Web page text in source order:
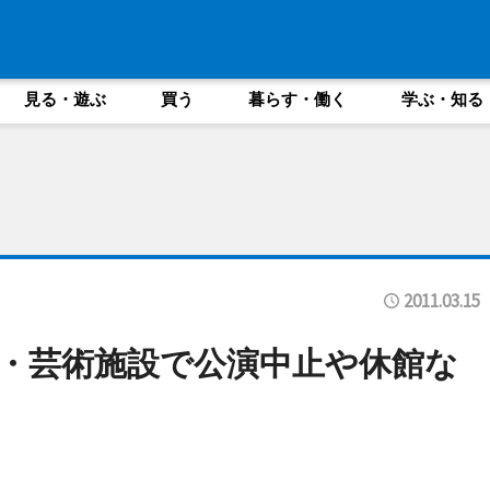
見る・遊ぶ 買う 暮らす・働く 学ぶ・知る
2011.03.15
芸術施設で公演中止や休館な